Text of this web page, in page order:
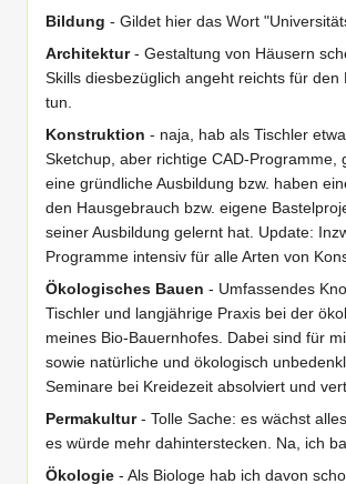
Bildung - Gildet hier das Wort
Architektur- Gestaltung von Häusern
Skills diesbezüglich angeht reichts für
tun.
Konstruktion - naja, hab als Tischler
Sketchup, aber richtige CAD-
eine gründliche Ausbildung bzw. haben
den Hausgebrauch bzw. eigene
seiner Ausbildung gelernt hat. Update:
Programme intensiv für alle Arten von
Ökologisches Bauen - Umfassendes
Tischler und langjährige Praxis bei der
meines Bio-Bauernhofes. Dabei sind für
sowie natürliche und ökologisch
Seminare bei Kreidezeit absolviert und
Permakultur- Tolle Sache: es wächst
es würde mehr dahinterstecken. Na, ich
Ökologie - Als Biologe hab ich davon